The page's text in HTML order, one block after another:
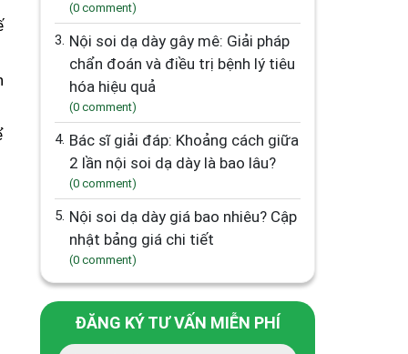
(0 comment)
3. Nội soi dạ dày gây mê: Giải pháp
chẩn đoán và điều trị bệnh lý tiêu
hóa hiệu quả
(0 comment)
4. Bác sĩ giải đáp: Khoảng cách giữa
2 lần nội soi dạ dày là bao lâu?
(0 comment)
5. Nội soi dạ dày giá bao nhiêu? Cập
nhật bảng giá chi tiết
(0 comment)
ĐĂNG KÝ TƯ VẤN MIỄN PHÍ